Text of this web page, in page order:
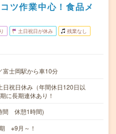
ツ作業中心！食品メ
土日祝日が休み 残業なし
富士岡駅から車10分
祝日休み（年間休日120日以
に長期連休あり！
間 休憩1時間)
※9月～！